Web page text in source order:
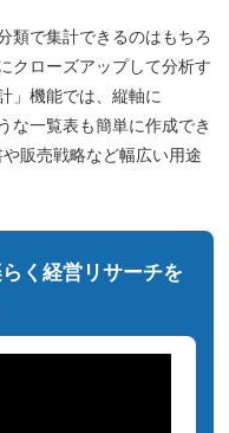
類で集計できるのはもちろ
クローズアップして分析す
」機能では、縦軸に
な一覧表も簡単に作成でき
販売戦略など幅広い用途
らく経営リサーチを